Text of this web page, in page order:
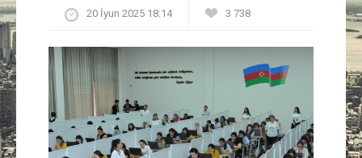
Güney Azərbaycan
Mədəniyyət
Müsahibə
20 İyun 2025 18:14 3 738